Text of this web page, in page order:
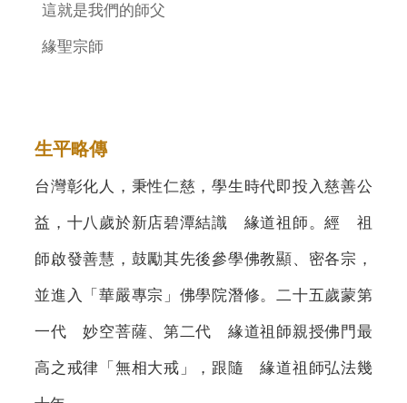
這就是我們的師父
緣聖宗師
生平略傳
台灣彰化人，秉性仁慈，學生時代即投入慈善公
益，十八歲於新店碧潭結識 緣道祖師。經 祖
師啟發善慧，鼓勵其先後參學佛教顯、密各宗，
並進入「華嚴專宗」佛學院潛修。二十五歲蒙第
一代 妙空菩薩、第二代 緣道祖師親授佛門最
高之戒律「無相大戒」，跟隨 緣道祖師弘法幾